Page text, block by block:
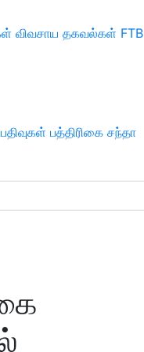
விவசாய தகவல்கள் FTB
பத்திரிகை சந்தா